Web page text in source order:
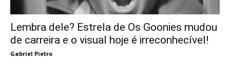
Lembra dele? Estrela de Os Goonies mudou
de carreira e o visual hoje é irreconhecível!
Gabriel Pietro